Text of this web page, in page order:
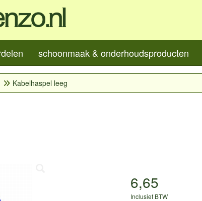
schoonmaak & onderhoudsproducten
Kabelhaspel leeg
6,65
Inclusief BTW